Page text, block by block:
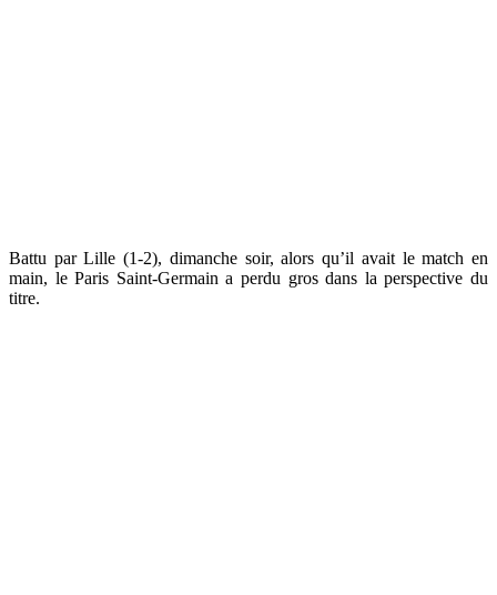
Battu par Lille (1-2), dimanche soir, alors qu’il avait le match en
main, le Paris Saint-Germain a perdu gros dans la perspective du
titre.